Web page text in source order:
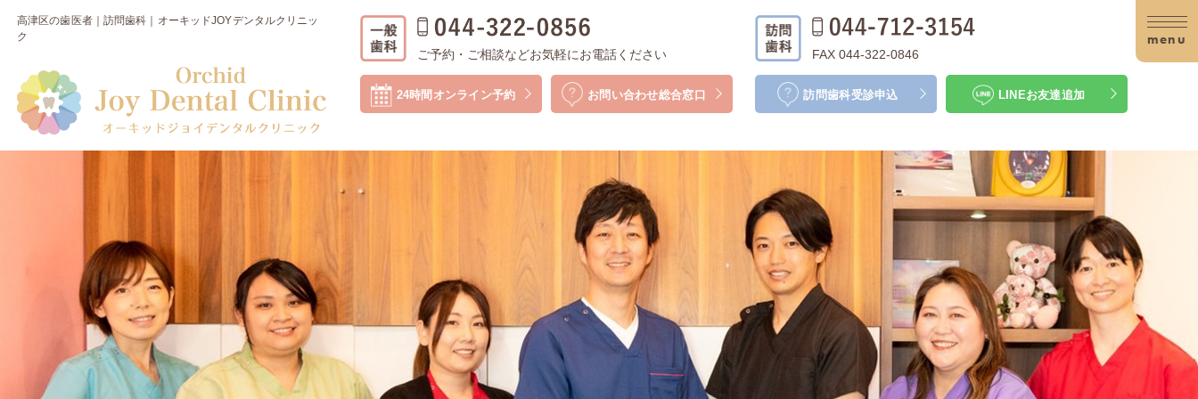
高津区の歯医者｜訪問歯科｜オーキッドJOYデンタルクリニッ
ク
ご予約・ご相談などお気軽にお電話ください
24時間 オンライン予約 お問い合わせ総合窓口
FAX 044-322-0846
訪問歯科受診申込 LINEお友達追加
menu